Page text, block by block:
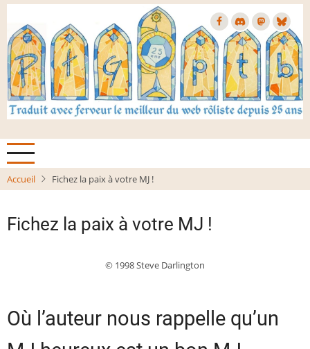
Aller
contenu
principal
Accueil Fichez la paix à votre MJ !
Fichez la paix à votre MJ !
© 1998 Steve Darlington
Où l’auteur nous rappelle qu’un